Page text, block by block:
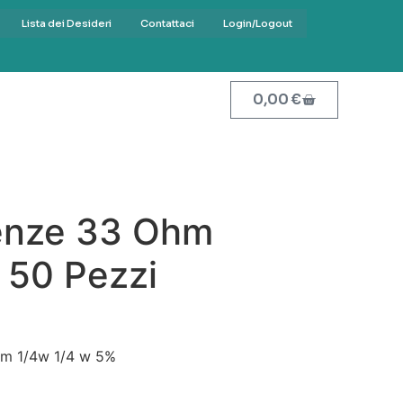
Lista dei Desideri Contattaci Login/Logout
0,00€
33 Ohm
50 Pezzi
1/4w 1/4 w 5%